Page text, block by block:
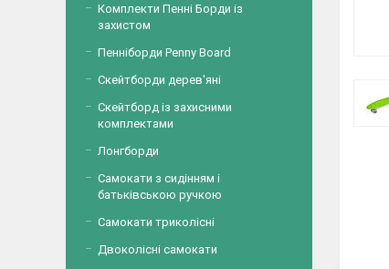
Комплекти Пенні Борди із
захистом
Пенніборди Penny Board
Скейтборди дерев'яні
Скейтборд із захисними
комплектами
Лонгборди
Самокати з сидінням і
батьківською ручкою
Самокати триколісні
Двоколісні самокати